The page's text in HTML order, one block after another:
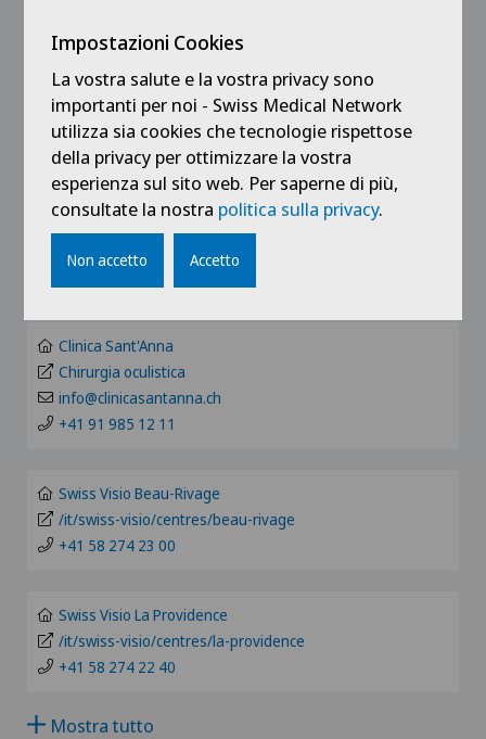
Chirurgia oculistica
Scegli una specialità
Acromioplastica
Agopuntura
Alter G
Andatura di Lyra
Anestesiologia
Scegli un ospedale
Scegli un ospedale
Clinica Ars Medica
Clinica Sant'Anna
Pazienti internazionali
Scegliere un cantone
Scegliere un cantone
BE
FR
GE
TI
VS
JU
Chiamateci e fissate un appuntamento
Clinica Sant'Anna
Chirurgia oculistica
info@clinicasantanna.ch
+41 91 985 12 11
Swiss Visio Beau-Rivage
/it/swiss-visio/centres/beau-rivage
+41 58 274 23 00
Swiss Visio La Providence
/it/swiss-visio/centres/la-providence
+41 58 274 22 40
Mostra tutto
Impostazioni Cookies
La vostra salute e la vostra privacy sono
importanti per noi - Swiss Medical Network
utilizza sia cookies che tecnologie rispettose
della privacy per ottimizzare la vostra
esperienza sul sito web. Per saperne di più,
consultate la nostra politica sulla privacy.
Non accetto Accetto